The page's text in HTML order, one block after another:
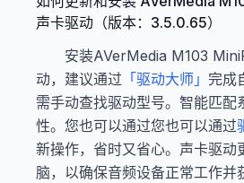
声卡驱动（版本：3.5.0.65）
安装AVerMedia M103
动，建议通过 「驱动大师」 完成
需手动查找驱动型号。智能匹配
性。您也可以通过您也可以通过
新操作，省时又省心。声卡驱动
脑，以确保音频设备正常工作并